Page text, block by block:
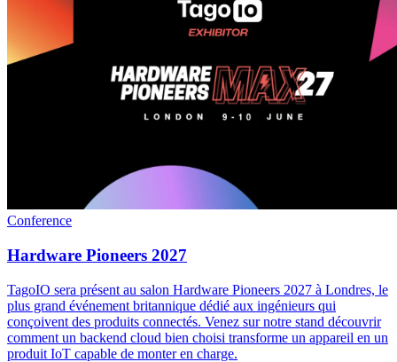
Conference
Hardware Pioneers 2027
TagoIO sera présent au salon Hardware Pioneers 2027 à Londres, le
plus grand événement britannique dédié aux ingénieurs qui
conçoivent des produits connectés. Venez sur notre stand découvrir
comment un backend cloud bien choisi transforme un appareil en un
produit IoT capable de monter en charge.